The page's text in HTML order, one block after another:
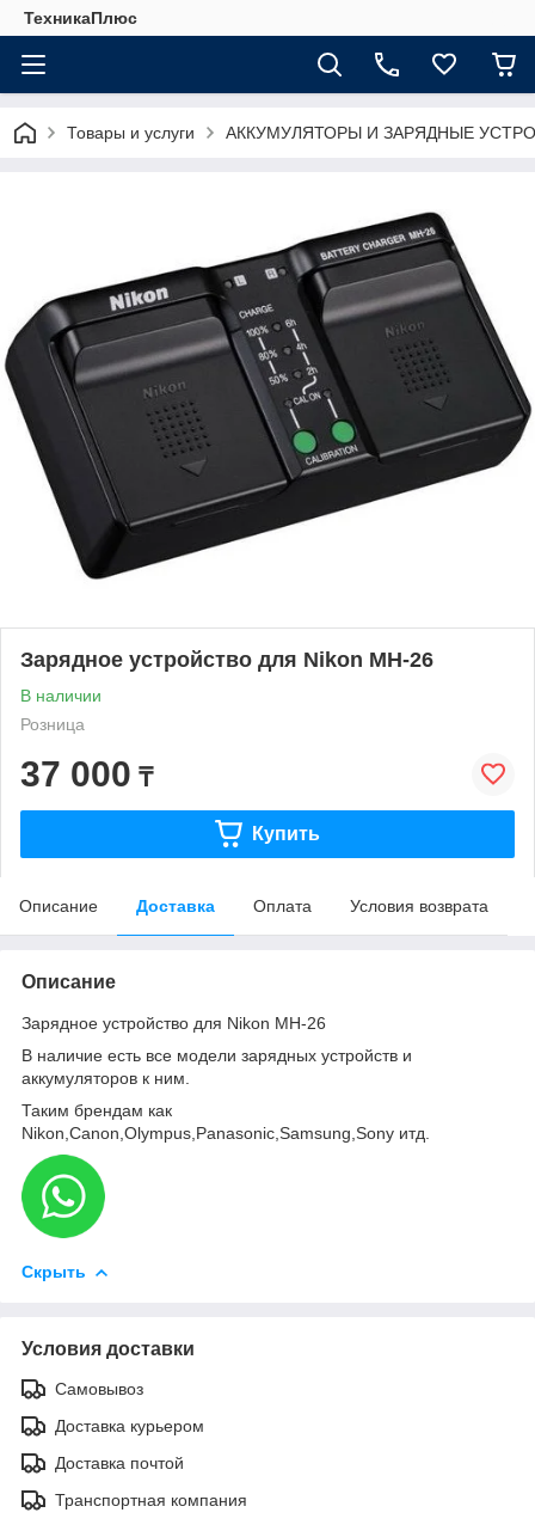
ТехникаПлюс
Товары и услуги АККУМУЛЯТОРЫ И ЗАРЯДНЫЕ
Зарядное устройство для Nikon MH-26
В наличии
Розница
37 000 ₸
Купить
Описание Доставка Оплата Условия возврата
Описание
Зарядное устройство для Nikon MH-26
В наличие есть все модели зарядных устройств и
аккумуляторов к ним.
Таким брендам как
Nikon,Canon,Olympus,Panasonic,Samsung,Sony итд.
Скрыть
Условия доставки
Самовывоз
Доставка курьером
Доставка почтой
Транспортная компания